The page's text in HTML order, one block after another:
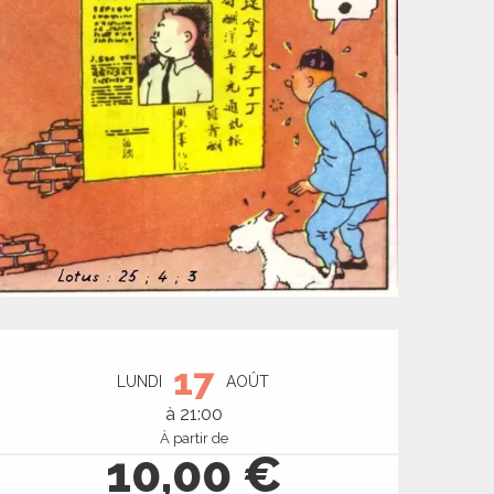
et
LUNDI 17 AOÛT
à 21:00
À partir de
10,00 €